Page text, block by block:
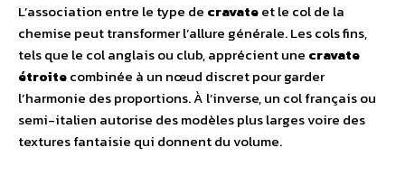
L’association entre le type de cravateet le col de la
chemise peut transformer l’allure générale. Les cols fins,
tels que le col anglais ou club, apprécient une cravate
étroitecombinée à un nœud discret pour garder
l’harmonie des proportions. À l’inverse, un col français ou
semi-italien autorise des modèles plus larges voire des
textures fantaisie qui donnent du volume.